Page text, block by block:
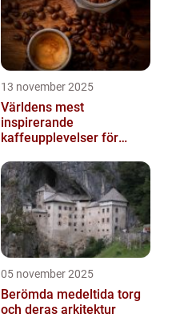
13 november 2025
Världens mest
inspirerande
kaffeupplevelser för
05 november 2025
Berömda medeltida torg
och deras arkitektur